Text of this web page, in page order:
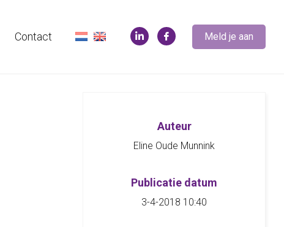
Contact Meld je aan
Auteur
Eline Oude Munnink
Publicatie datum
3-4-2018 10:40